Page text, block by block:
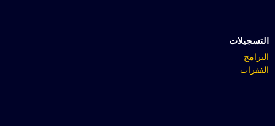
التسجيلات
البرامج
الفقرات